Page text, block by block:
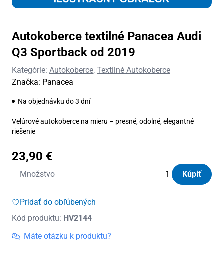
Autokoberce textilné Panacea Audi
Q3 Sportback od 2019
Kategórie: Autokoberce, Textilné Autokoberce
Značka: Panacea
Na objednávku do 3 dní
Velúrové autokoberce na mieru – presné, odolné, elegantné
riešenie
23,90 €
Množstvo
množstvo
textilné
Audi
Q3
Kúpiť
Pridať do obľúbených
Kód produktu: HV2144
Máte otázku k produktu?